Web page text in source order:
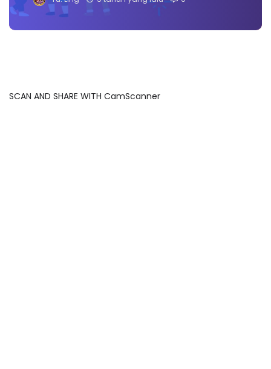
SCAN AND SHARE WITH CamScanner